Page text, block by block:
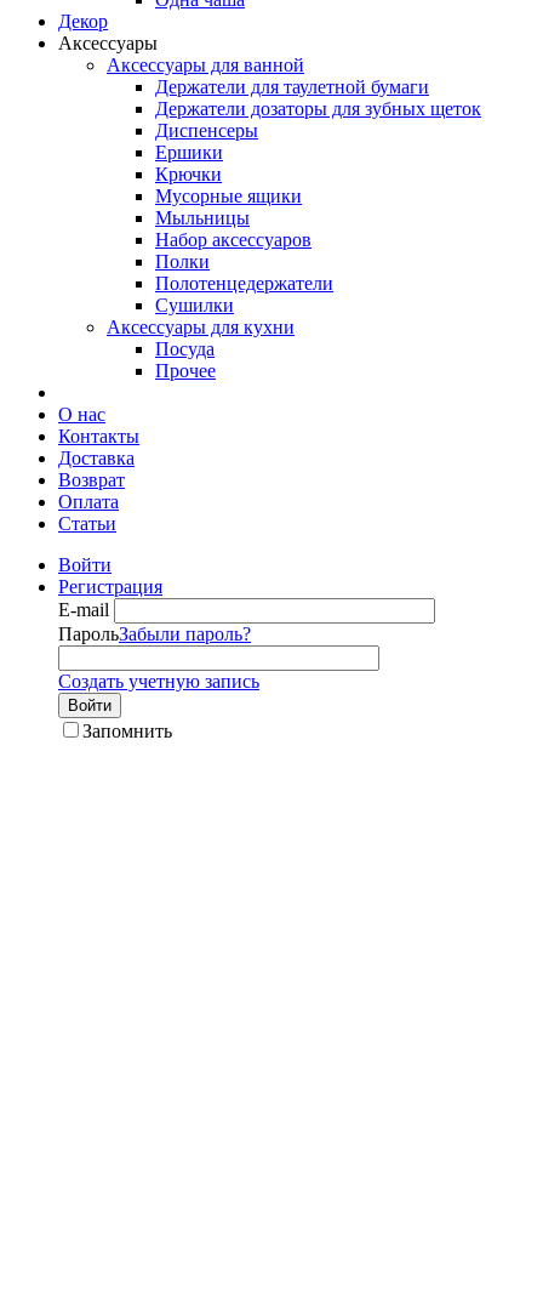
Декор
Аксессуары
Аксессуары для ванной
Держатели для таулетной бумаги
Держатели дозаторы для зубных щеток
Диспенсеры
Ершики
Крючки
Мусорные ящики
Мыльницы
Набор аксессуаров
Полки
Полотенцедержатели
Сушилки
Аксессуары для кухни
Посуда
Прочее
О нас
Контакты
Доставка
Возврат
Оплата
Статьи
Войти
Регистрация
E-mail
ПарольЗабыли пароль?
Создать учетную запись
Войти
Запомнить